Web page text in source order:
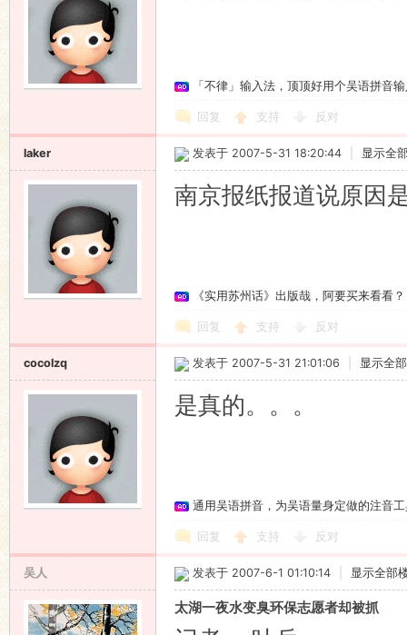
「不律」输入法，顶顶好用个吴语拼音
回复 支持 反对
laker 发表于 2007-5-31 18:20:44 显示全
南京报纸报道说原因
《实用苏州话》出版哉，阿要买来看看？
回复 支持 反对
cocolzq 发表于 2007-5-31 21:01:06 显示全
是真的。。。
通用吴语拼音，为吴语量身定做的注音
回复 支持 反对
吴人 发表于 2007-6-1 01:10:14 显示全部
太湖一夜水变臭环保志愿者却被抓